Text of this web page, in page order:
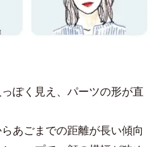
ぽく見え、パーツの形が直
あごまでの距離が長い傾向